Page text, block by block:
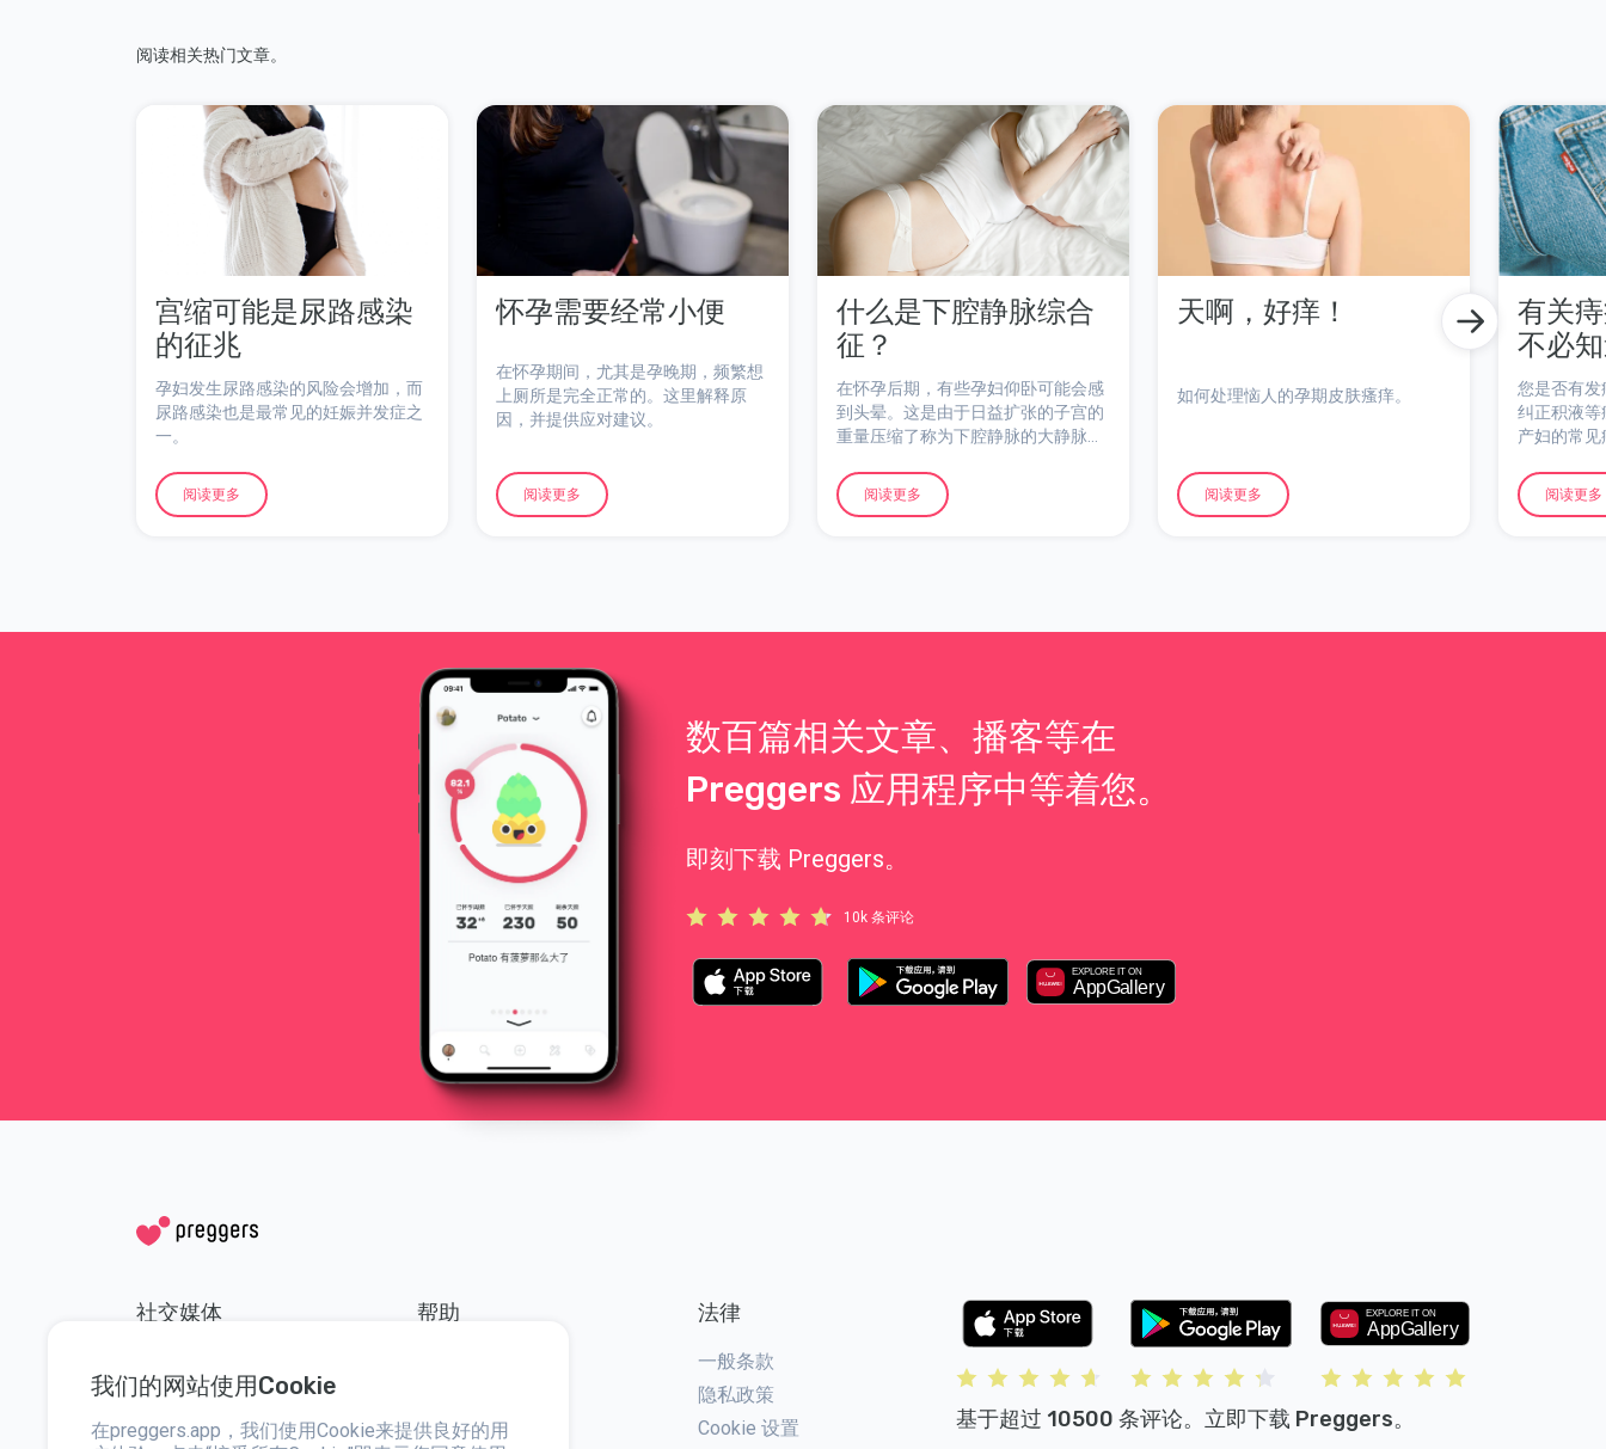
阅读相关热门文章。
宫缩可能是尿路感染
的征兆
孕妇发生尿路感染的风险会增加，而
尿路感染也是最常见的妊娠并发症之
一。
阅读更多
怀孕需要经常小便
在怀孕期间，尤其是孕晚期，频繁想
上厕所是完全正常的。这里解释原
因，并提供应对建议。
阅读更多
什么是下腔静脉综合
征？
在怀孕后期，有些孕妇仰卧可能会感
到头晕。这是由于日益扩张的子宫的
重量压缩了称为下腔静脉的大静脉而
选择躺在左侧，症状通常会很快缓
解。
阅读更多
天啊，好痒！
如何处理恼人的孕期皮肤瘙痒。
阅读更多
有关
不必
您是否有发
纠正积液等
产妇的常
但很少是危
会自行消失
阅读更多
数百篇相关文章、播客等在
Preggers 应用程序中等着您。
即刻下载 Preggers。
10k 条评论
社交媒体
Facebook
帮助
简介
法律
一般条款
隐私政策
Cookie 设置
基于超过 10500 条评论。立即下载 Preggers。
我们的网站使用Cookie
在preggers.app，我们使用Cookie来提供良好的用